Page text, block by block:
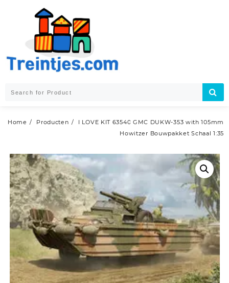
Home Producten
I LOVE KIT 63540 GMC DUKW-353 with 105mm
Howitzer Bouwpakket Schaal 1:35